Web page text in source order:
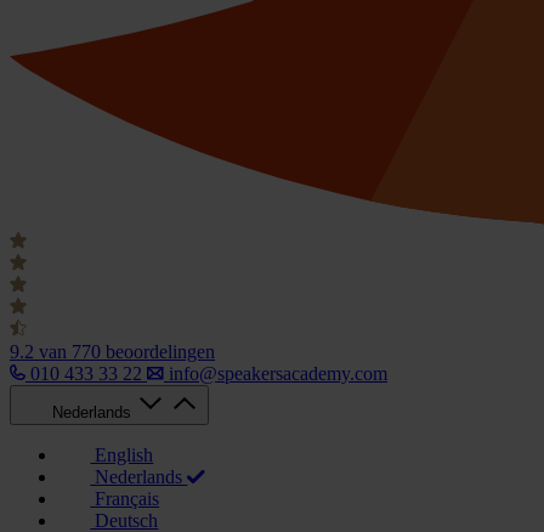
9.2 van 770 beoordelingen
010 433 33 22
info@speakersacademy.com
Nederlands
English
Nederlands
Français
Deutsch